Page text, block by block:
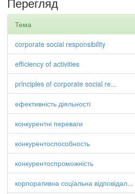
Тема
corporate social responsibility
efficiency of activities
principles of corporate social re...
ефективність діяльності
конкурентні переваги
конкурентоспособность
конкурентоспроможність
корпоративна соціальна відповідал...